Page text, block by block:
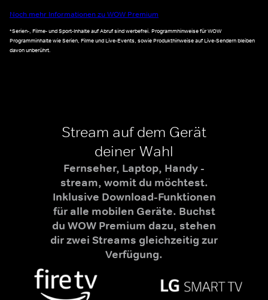
Noch mehr Informationen zu WOW Premium
*Serien-, Filme- und Sport-Inhalte auf Abruf sind werbefrei. Programmhinweise für WOW
Programminhalte wie Serien, Filme und Live-Events, sowie Produkthinweise auf Live-Sendern bleiben
davon unberührt.
Stream auf dem Gerät
deiner Wahl
Fernseher, Laptop, Handy -
stream, womit du möchtest.
Inklusive Download-Funktionen
für alle mobilen Geräte. Buchst
du WOW Premium dazu, stehen
dir zwei Streams gleichzeitig zur
Verfügung.